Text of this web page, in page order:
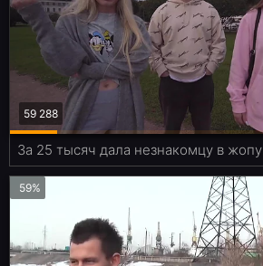
59 288
За 25 тысяч дала незнакомцу в жопу
59%